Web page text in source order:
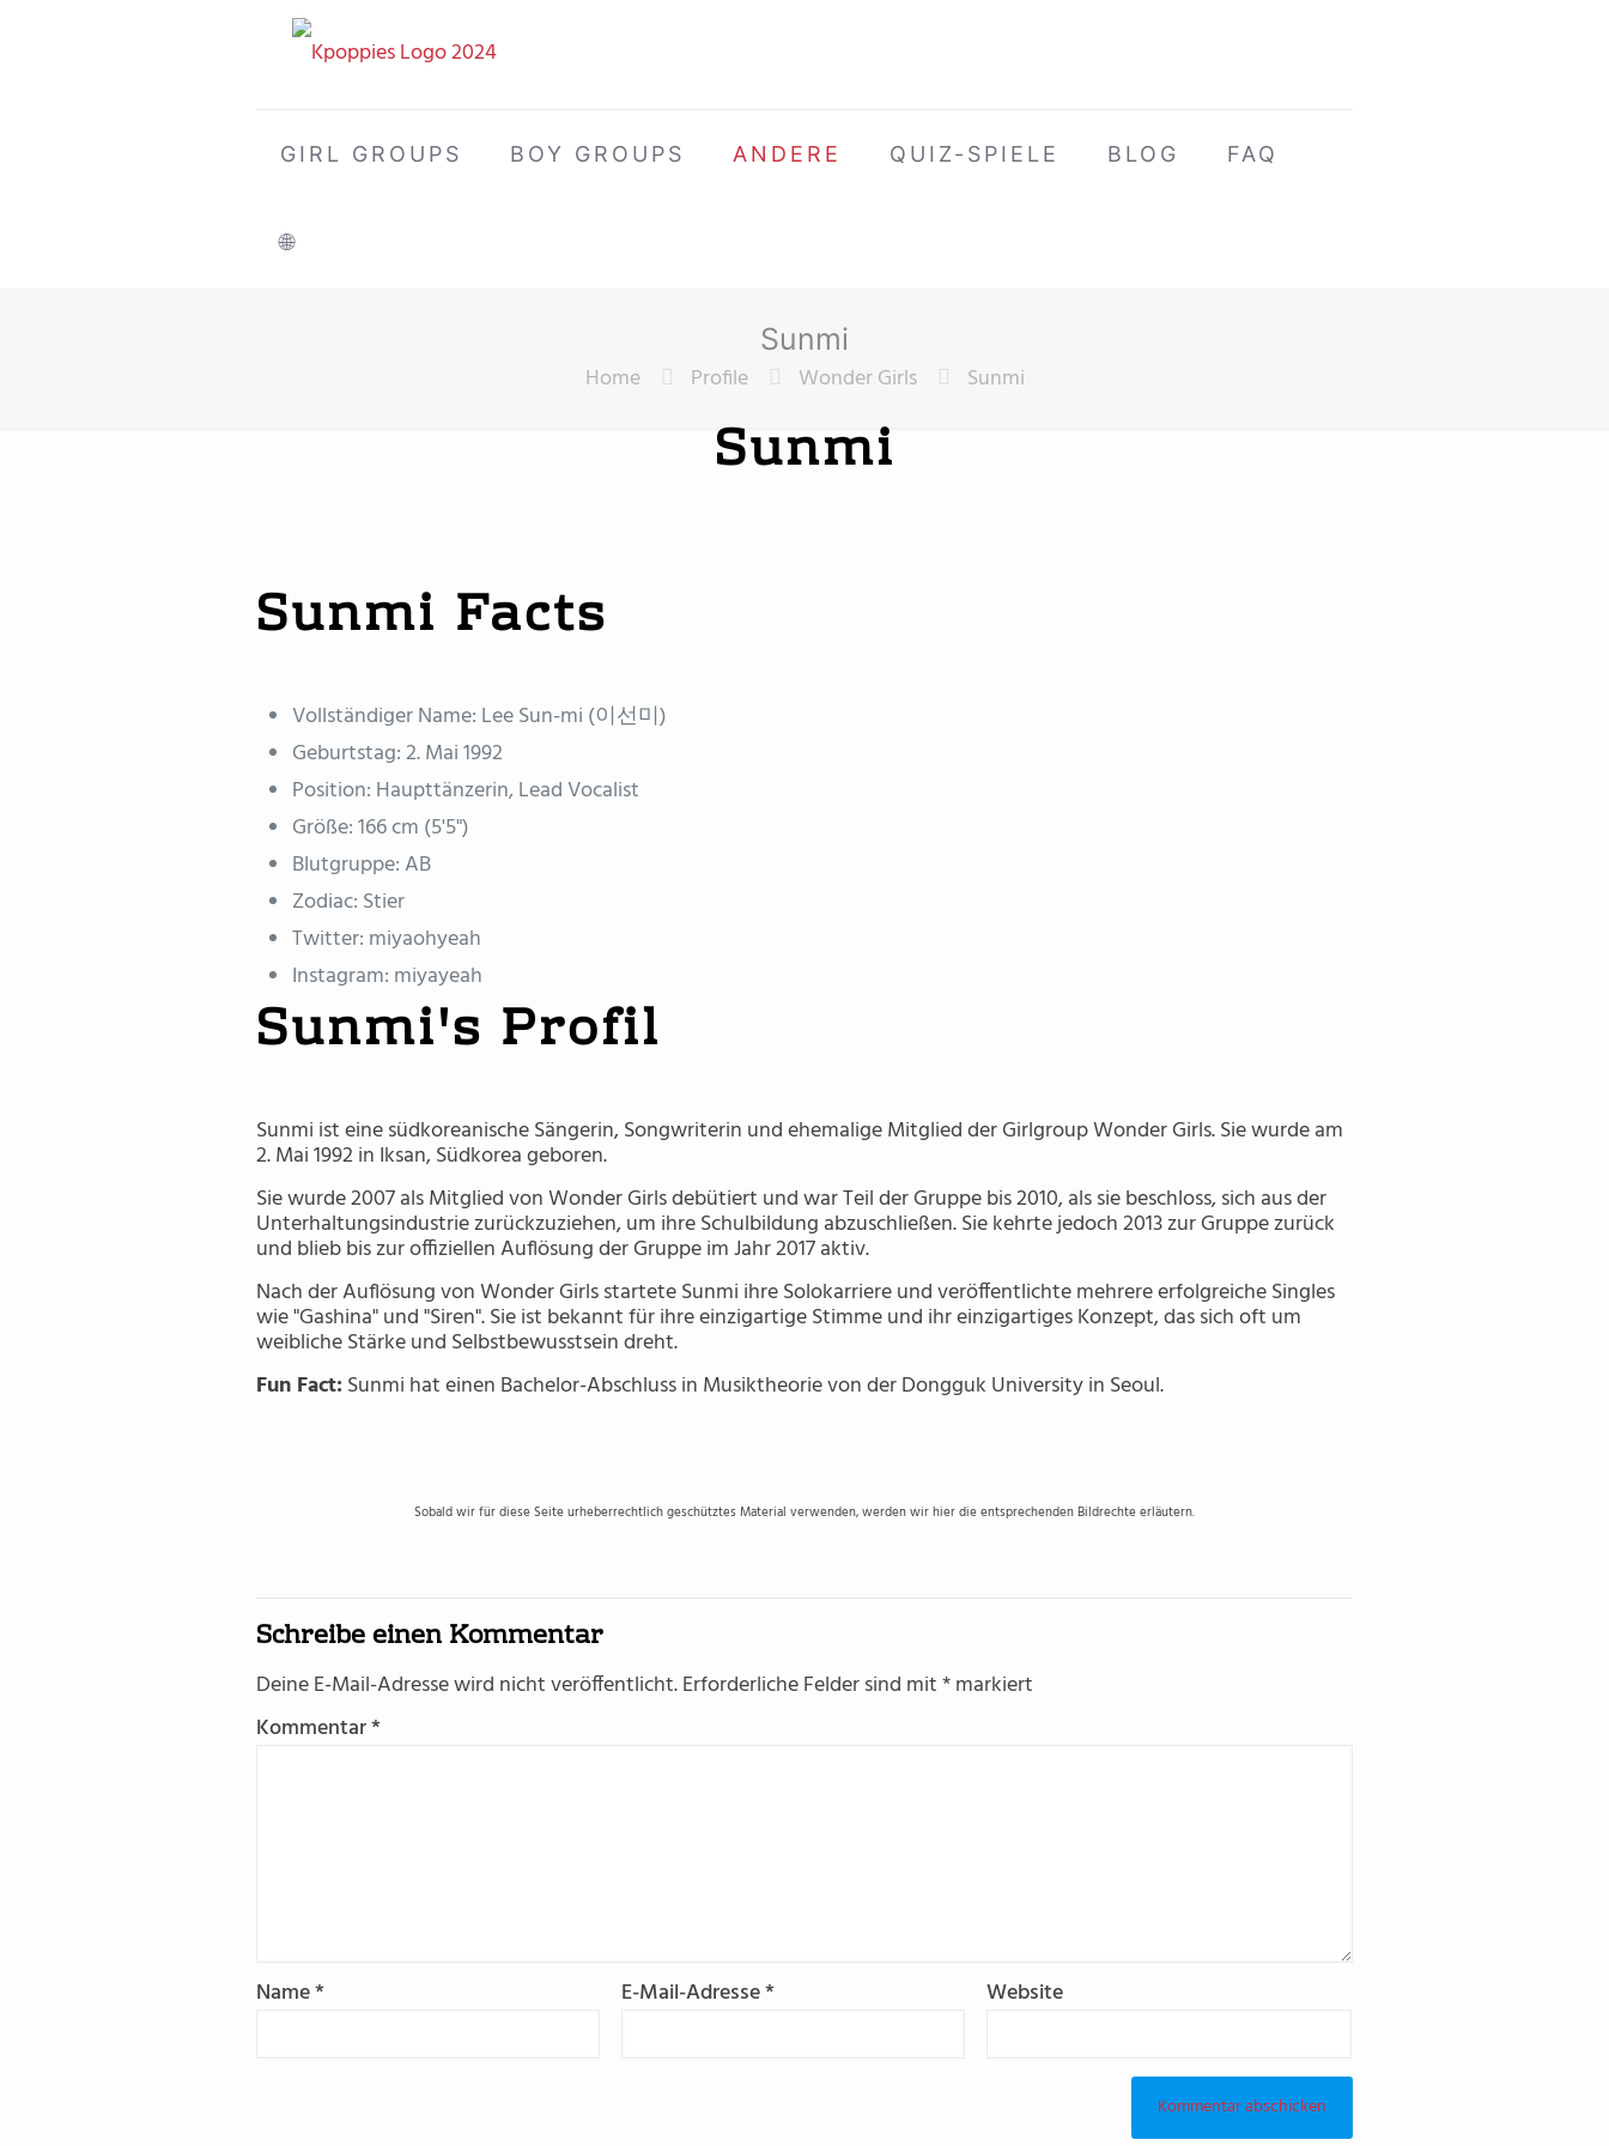
GIRL GROUPS BOY GROUPS ANDERE QUIZ-SPIELE BLOG FAQ
🌐
Sunmi
Home Profile Wonder Girls Sunmi
Sunmi
Sunmi Facts
Vollständiger Name: Lee Sun-mi (이선미)
Geburtstag: 2. Mai 1992
Position: Haupttänzerin, Lead Vocalist
Größe: 166 cm (5'5")
Blutgruppe: AB
Zodiac: Stier
Twitter: miyaohyeah
Instagram: miyayeah
Sunmi's Profil
Sunmi ist eine südkoreanische Sängerin, Songwriterin und ehemalige Mitglied der Girlgroup Wonder Girls. Sie wurde am
2. Mai 1992 in Iksan, Südkorea geboren.
Sie wurde 2007 als Mitglied von Wonder Girls debütiert und war Teil der Gruppe bis 2010, als sie beschloss, sich aus der
Unterhaltungsindustrie zurückzuziehen, um ihre Schulbildung abzuschließen. Sie kehrte jedoch 2013 zur Gruppe zurück
und blieb bis zur offiziellen Auflösung der Gruppe im Jahr 2017 aktiv.
Nach der Auflösung von Wonder Girls startete Sunmi ihre Solokarriere und veröffentlichte mehrere erfolgreiche Singles
wie "Gashina" und "Siren". Sie ist bekannt für ihre einzigartige Stimme und ihr einzigartiges Konzept, das sich oft um
weibliche Stärke und Selbstbewusstsein dreht.
Fun Fact: Sunmi hat einen Bachelor-Abschluss in Musiktheorie von der Dongguk University in Seoul.
Sobald wir für diese Seite urheberrechtlich geschütztes Material verwenden, werden wir hier die entsprechenden Bildrechte erläutern.
Schreibe einen Kommentar
Deine E-Mail-Adresse wird nicht veröffentlicht.Erforderliche Felder sind mit*markiert
Kommentar*
Name* E-Mail-Adresse* Website